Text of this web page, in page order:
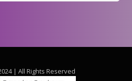
| All Rights Reserved